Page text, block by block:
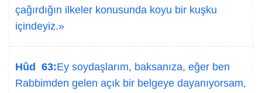
çağırdığın ilkeler konusunda koyu bir kuşku
içindeyiz.»
Hûd 63:Ey soydaşlarım, baksanıza, eğer ben
Rabbimden gelen açık bir belgeye dayanıyorsam,